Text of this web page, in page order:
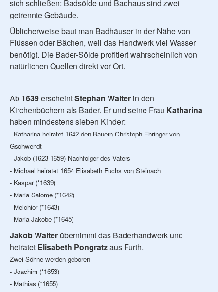
sich schließen: Badsölde und Badhaus sind zwei
getrennte Gebäude.
Üblicherweise baut man Badhäuser in der Nähe von
Flüssen oder Bächen, weil das Handwerk viel Wasser
benötigt. Die Bader-Sölde profitiert wahrscheinlich von
natürlichen Quellen direkt vor Ort.
Ab 1639erscheintStephan Walter in den
Kirchenbüchern als Bader. Er und seine Frau Katharina
haben mindestens sieben Kinder:
- Katharina heiratet 1642 den Bauern Christoph Ehringer von
Gschwendt
- Jakob (1623-1659) Nachfolger des Vaters
- Michael heiratet 1654 Elisabeth Fuchs von Steinach
- Kaspar (*1639)
- Maria Salome (*1642)
- Melchior (*1643)
- Maria Jakobe (*1645)
Jakob Walter übernimmt das Baderhandwerk und
heiratet Elisabeth Pongratzaus Furth.
Zwei Söhne werden geboren
- Joachim (*1653)
- Mathias (*1655)